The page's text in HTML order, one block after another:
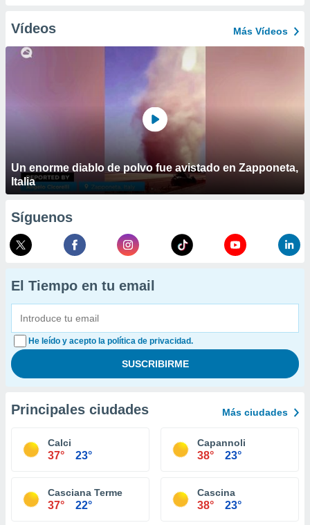
Vídeos Más Vídeos
Un enorme diablo de polvo fue avistado en Zapponeta,
Italia
Síguenos
El Tiempo en tu email
He leído y acepto la política de privacidad.
Principales ciudades Más ciudades
Calci
37° 23°
Capannoli
38° 23°
Casciana Terme
37° 22°
Cascina
38° 23°